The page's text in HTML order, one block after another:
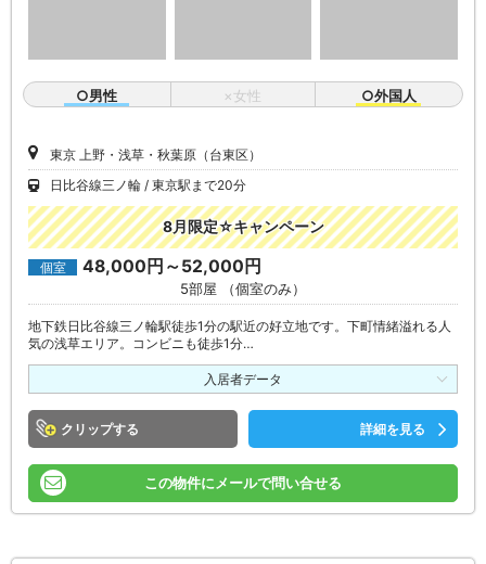
○男性 ×女性 ○外国人
東京 上野・浅草・秋葉原（台東区）
日比谷線三ノ輪
東京駅まで20分
8月限定☆キャンペーン
個室 48,000円～52,000円
5部屋 （個室のみ）
地下鉄日比谷線三ノ輪駅徒歩1分の駅近の好立地です。下町情緒溢れる人
気の浅草エリア。コンビニも徒歩1分…
入居者データ
クリップ 詳細を見る
この物件にメールで問い合せる